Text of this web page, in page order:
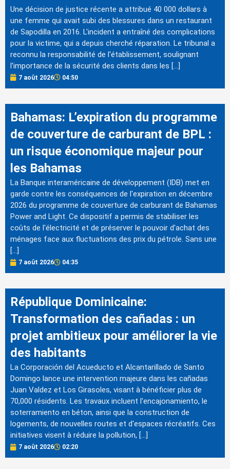
Une décision de justice récente a attribué 40 000 dollars à
une femme qui avait subi des blessures dans un restaurant
de Sapodilla en 2016. L'incident a entraîné des complications
pour la victime, qui a depuis cherché réparation. Le tribunal a
reconnu la responsabilité de l'établissement, soulignant
l'importance de la sécurité des clients dans les […]
7 août 2026 04:50
Bahamas: L’expiration du programme
de couverture de carburant de BPL :
un risque économique majeur pour
les Bahamas
La Banque interaméricaine de développement (IDB) met en
garde contre les conséquences de l'expiration en décembre
2026 du programme de couverture de carburant de Bahamas
Power and Light. Ce dispositif a permis de stabiliser les
coûts de l'électricité et de préserver le pouvoir d'achat des
ménages face aux fluctuations des prix du pétrole. Sans une
[…]
7 août 2026 04:35
République Dominicaine:
Transformation des cañadas : un
projet ambitieux pour améliorer la vie
des habitants
La Corporación del Acueducto et Alcantarillado de Santo
Domingo lance une intervention majeure dans les cañadas
Juan Valdez et Los Girasoles, visant à bénéficier plus de
70,000 résidents. Les travaux incluent l'encajonamiento, le
soterramiento en béton, ainsi que la construction de
logements, de nouvelles routes et d'espaces récréatifs. Ces
initiatives visent à réduire la pollution, […]
7 août 2026 02:20